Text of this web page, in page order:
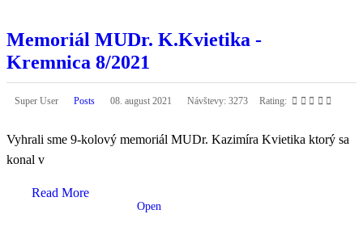
Memoriál MUDr. K.Kvietika -
Kremnica 8/2021
Super User Posts 08. august 2021 Návštevy: 3273 Rating:
Vyhrali sme 9-kolový memoriál MUDr. Kazimíra Kvietika ktorý sa
konal v
Read More
Open